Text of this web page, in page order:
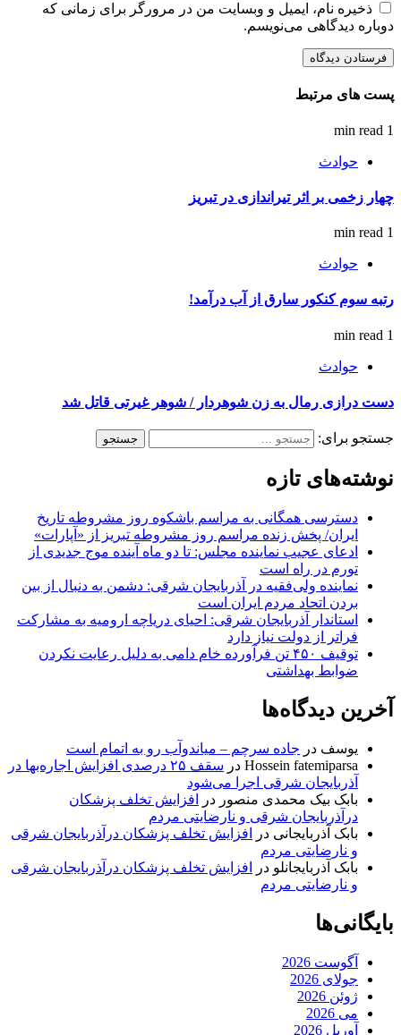
ذخیره نام، ایمیل و وبسایت من در مرورگر برای زمانی که
دوباره دیدگاهی می‌نویسم.
پست های مرتبط
1 min read
حوادث
چهار زخمی بر اثر تیراندازی در تبریز
1 min read
حوادث
رتبه سوم کنکور سارق از آب درآمد!
1 min read
حوادث
دست درازی رمال به زن شوهردار / شوهر غیرتی قاتل شد
جستجو برای:
نوشته‌های تازه
دسترسی همگانی به مراسم باشکوه روز مشروطه تاریخ
ایران/ پخش زنده مراسم روز مشروطه تبریز از «آپارات»
ادعای عجیب نماینده مجلس: تا دو ماه آینده موج جدیدی از
تورم در راه است
نماینده ولی‌فقیه در آذربایجان شرقی: دشمن به دنبال از بین
بردن اتحاد مردم ایران است
استاندار آذربایجان شرقی: احیای دریاچه ارومیه به مشارکت
فراتر از دولت نیاز دارد
توقیف ۴۵۰ تن فرآورده خام دامی به دلیل رعایت نکردن
ضوابط بهداشتی
آخرین دیدگاه‌ها
یوسف در جاده سرچم – میاندوآب رو به اتمام است
Hossein fatemiparsa در
سقف ۲۵ درصدی افزایش اجاره‌بها در
آذربایجان شرقی اجرا می‌شود
بابک بیک محمدی منصور در
افزایش تخلف پزشکان
درآذربایجان شرقی و نارضایتی مردم
بابک آذربایجانی در
افزایش تخلف پزشکان درآذربایجان شرقی
و نارضایتی مردم
بابک آذربایجانلو در
افزایش تخلف پزشکان درآذربایجان شرقی
و نارضایتی مردم
بایگانی‌ها
آگوست 2026
جولای 2026
ژوئن 2026
می 2026
آوریل 2026